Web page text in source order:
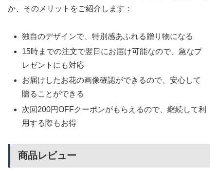
か、そのメリットをご紹介します：
独自のデザインで、特別感あふれる贈り物になる
15時までの注文で翌日にお届け可能なので、急なプ
レゼントにも対応
お届けしたお花の画像確認ができるので、安心して
贈ることができる
次回200円OFFクーポンがもらえるので、継続して利
用する際もお得
商品レビュー